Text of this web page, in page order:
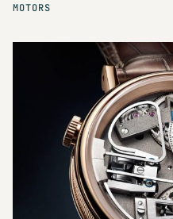
MOTORS